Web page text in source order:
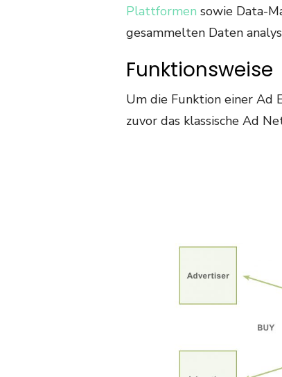
Plattformen sowie Data-
gesammelten Daten
Funktionsweise
Um die Funktion einer Ad
zuvor das klassische Ad